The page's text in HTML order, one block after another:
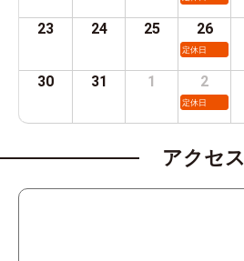
23 24 25 26
定休日
30 31 1 2
定休日
アクセス